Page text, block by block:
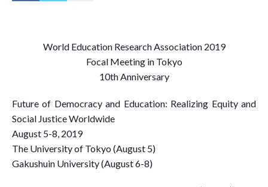
World Education Research Association 2019
Focal Meeting in Tokyo
10th Anniversary
Future of Democracy and Education: Realizing Equity and
Social Justice Worldwide
August 5-8, 2019
The University of Tokyo (August 5)
Gakushuin University (August 6-8)